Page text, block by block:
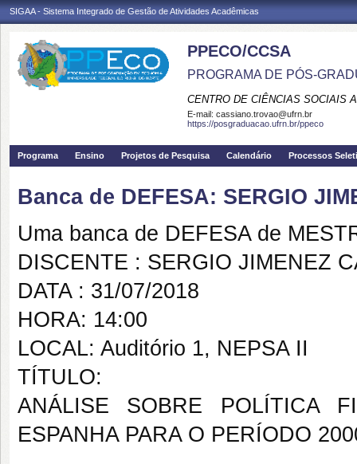
SIGAA - Sistema Integrado de Gestão de Atividades Acadêmicas
PPECO/CCSA
PROGRAMA DE PÓS-
CENTRO DE CIÊNCIAS SOCIAIS
E-mail: cassiano.trovao@ufrn.br
https://posgraduacao.ufrn.br/ppeco
Programa Ensino Projetos de Pesquisa Calendário Processos
Banca de DEFESA: SERGIO
Uma banca de DEFESA de
DISCENTE : SERGIO JIMENEZ
DATA : 31/07/2018
HORA: 14:00
LOCAL: Auditório 1, NEPSA II
TÍTULO:
ANÁLISE SOBRE POLÍTICA
ESPANHA PARA O PERÍODO